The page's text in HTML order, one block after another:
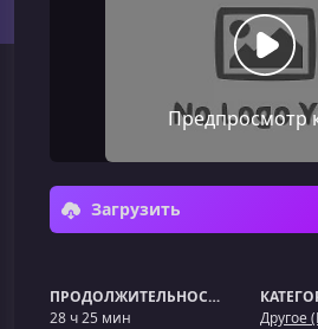
Предпросмотр
Загрузить
ПРОДОЛЖИТЕЛЬНОСТЬ
28 ч 25 мин
Другое